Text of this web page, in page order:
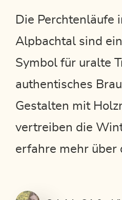
Die Perchtenläufe
Alpbachtal sind
Symbol für uralte
authentisches
Gestalten mit
vertreiben die
erfahre mehr über